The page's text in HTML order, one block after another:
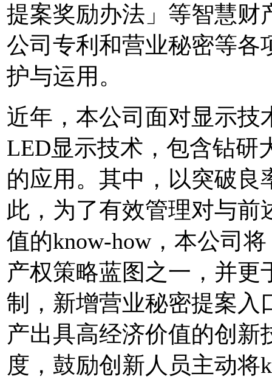
提案奖励办法」等智慧财
公司专利和营业秘密等各
护与运用。
近年，本公司面对显示技
LED显示技术，包含钻研
的应用。其中，以突破良
此，为了有效管理对与
值的know-how，本公司
产权策略蓝图之一，并更
制，新增营业秘密提案入
产出具高经济价值的创
度，鼓励创新人员主动将